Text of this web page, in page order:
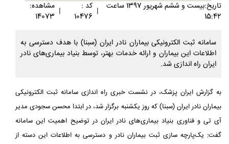
تاريخ:بيست و ششم شهريور 1397 ساعت
15:42
| کد :
10476
| مشاهده:
14073
سامانه ثبت الکترونیکی بیماران نادر ایران (سبنا) با هدف دسترسی به
اطلاعات این بیماران و ارائه خدمات بهتر، توسط بنیاد بیماری‌های نادر
ایران راه اندازی شد.
به گزارش ایران پزشک، در نشست خبری راه اندازی سامانه ثبت الکترونیکی
بیماران نادر ایران (سبنا) که روز یکشنبه برگزار شد، در ابتدا محسن سجودی مدیر
آی تی و فناوری بنیاد بیماری‌های نادر ایران در توضیح اهمیت این سامانه
گفت: یک‌پارچه سازی ثبت بیماران نادر و دسترسی به اطلاعات این دسته از